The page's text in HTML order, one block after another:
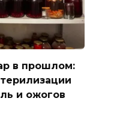
в прошлом:
и ожогов